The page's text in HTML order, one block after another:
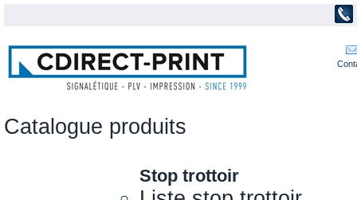
Catalogue produits
Stop trottoir